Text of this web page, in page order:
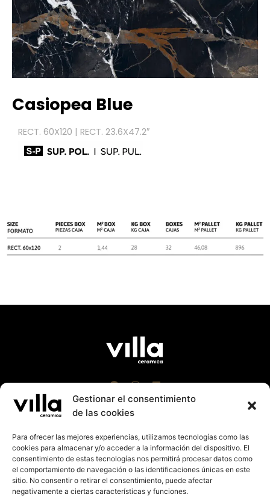
Gestionar el consentimiento
de las cookies
Para ofrecer las mejores experiencias, utilizamos tecnologías como las
cookies para almacenar y/o acceder a la información del dispositivo. El
consentimiento de estas tecnologías nos permitirá procesar datos como
el comportamiento de navegación o las identificaciones únicas en este
sitio. No consentir o retirar el consentimiento, puede afectar
negativamente a ciertas características y funciones.
Casiopea Blue
RECT. 60X120 | RECT. 23.6X47.2″
Villa Cerámica 2023 |Aviso Legal|Política Cookies
|Política de Privacidad
Suport a la promoció exterior de la Comunitat
Valenciana 2023. Import rebut: 27.125,14€